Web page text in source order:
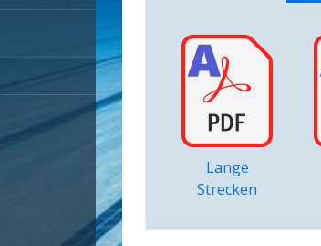
Lange
Strecken